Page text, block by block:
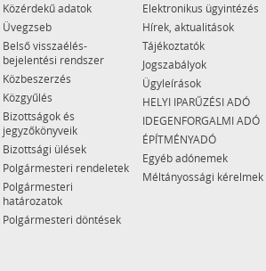
Közérdekű adatok
Üvegzseb
Belső visszaélés-
bejelentési rendszer
Közbeszerzés
Közgyűlés
Bizottságok és
jegyzőkönyveik
Bizottsági ülések
Polgármesteri rendeletek
Polgármesteri
határozatok
Polgármesteri döntések
Elektronikus ügyintézés
Hírek, aktualitások
Tájékoztatók
Jogszabályok
Ügyleírások
HELYI IPARŰZÉSI ADÓ
IDEGENFORGALMI ADÓ
ÉPÍTMÉNYADÓ
Egyéb adónemek
Méltányossági kérelmek